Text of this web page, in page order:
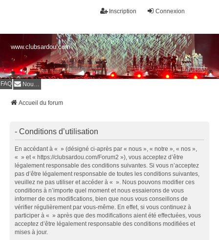
Connexion
Inscription
www.clubsardou.com
FAQ Nous contacter
Accueil du forum
- Conditions d’utilisation
En accédant à « » (désigné ci-après par « nous », « notre », « nos »,
« » et « https://clubsardou.com/Forum2 »), vous acceptez d’être
légalement responsable des conditions suivantes. Si vous n’acceptez
pas d’être légalement responsable de toutes les conditions suivantes,
veuillez ne pas utiliser et accéder à « ». Nous pouvons modifier ces
conditions à n’importe quel moment et nous essaierons de vous
informer de ces modifications, bien que nous vous conseillons de
vérifier régulièrement par vous-même. En effet, si vous continuez à
participer à « » après que des modifications aient été effectuées, vous
acceptez d’être légalement responsable des conditions modifiées et
mises à jour.